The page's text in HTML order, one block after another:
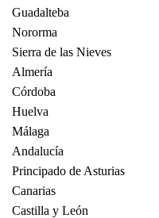
Guadalteba
Nororma
Sierra de las Nieves
Almería
Córdoba
Huelva
Málaga
Andalucía
Principado de Asturias
Canarias
Castilla y León